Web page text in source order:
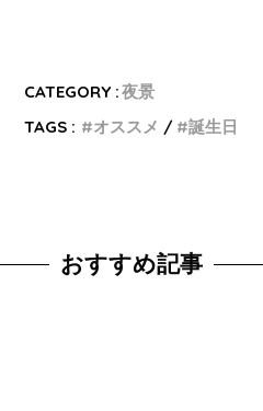
CATEGORY :夜景
TAGS :
オススメ 誕生日
おすすめ記事